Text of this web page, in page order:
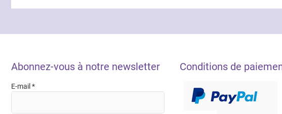
Abonnez-vous à notre newsletter
E-mail *
Conditions de